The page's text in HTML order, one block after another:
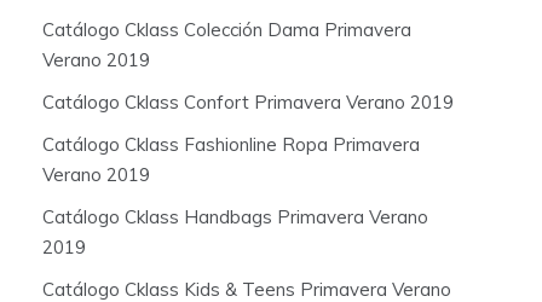
Catálogo Cklass Colección Dama Primavera
Verano 2019
Catálogo Cklass Confort Primavera Verano 2019
Catálogo Cklass Fashionline Ropa Primavera
Verano 2019
Catálogo Cklass Handbags Primavera Verano
2019
Catálogo Cklass Kids & Teens Primavera Verano